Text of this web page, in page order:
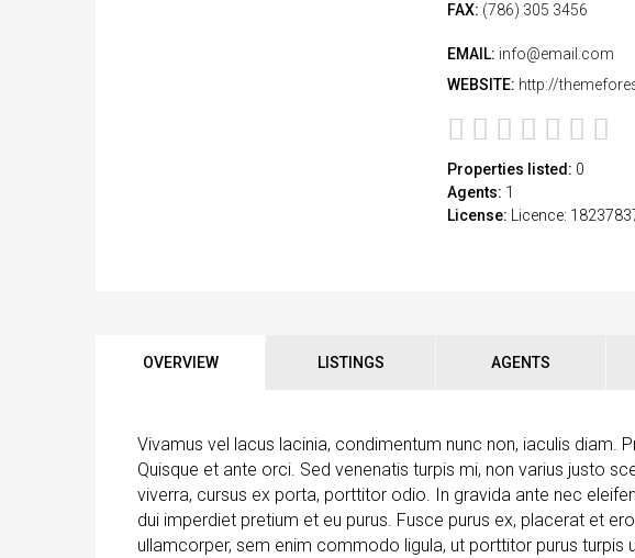
FAX: (786) 305 3456
EMAIL: info@email.com
WEBSITE: http://
Properties listed: 0
Agents: 1
License:
Licence:
OVERVIEW LISTINGS AGENTS
Vivamus vel lacus lacinia, condimentum nunc non, iaculis diam.
Quisque et ante orci. Sed venenatis turpis mi, non varius justo
viverra, cursus ex porta, porttitor odio. In gravida ante nec
dui imperdiet pretium et eu purus. Fusce purus ex, placerat et
ullamcorper, sem enim commodo ligula, ut porttitor purus turpis